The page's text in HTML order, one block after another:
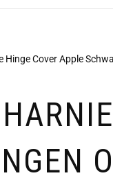
Hinge Cover Apple